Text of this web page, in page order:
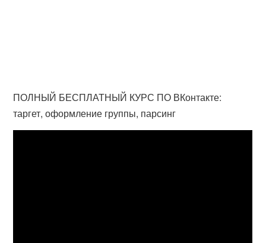
ПОЛНЫЙ БЕСПЛАТНЫЙ КУРС ПО ВКонтакте:
таргет, оформление группы, парсинг